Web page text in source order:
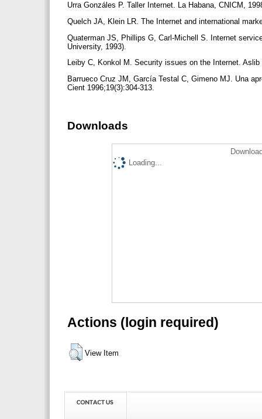
Urra Gonzáles P. Taller Internet. La Habana, CNICM,
Quelch JA, Klein LR. The Internet and international
Quaterman JS, Phillips G, Carl-Michell S. Internet
University, 1993).
Leiby C, Konkol M. Security issues on the Internet.
Barrueco Cruz JM, García Testal C, Gimeno MJ. Una
Cient 1996;19(3):304-313.
Downloads
Loading...
Actions (login required)
View Item